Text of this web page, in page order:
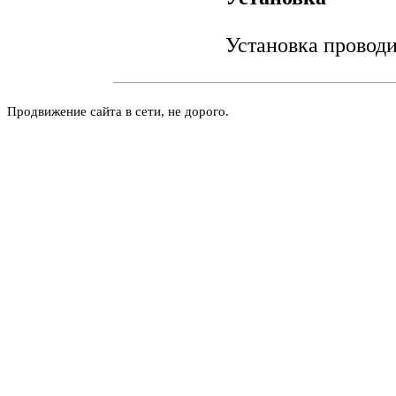
Установка
Продвижение сайта в сети, не дорого.